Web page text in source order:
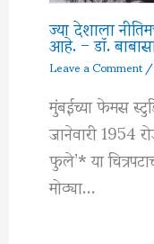
ज्या देशाला
आहे. – डॉ.
Leave a Comment
मुंबईच्या फेमस
जानेवारी 1954
फुले’* या
मोठ्या…